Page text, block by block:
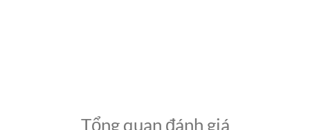
Tổng quan đánh giá